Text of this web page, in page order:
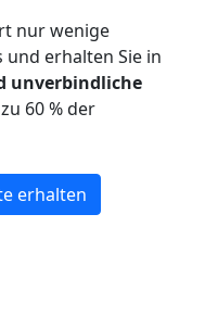
nur wenige
und erhalten Sie in
unverbindliche
60 % der
erhalten